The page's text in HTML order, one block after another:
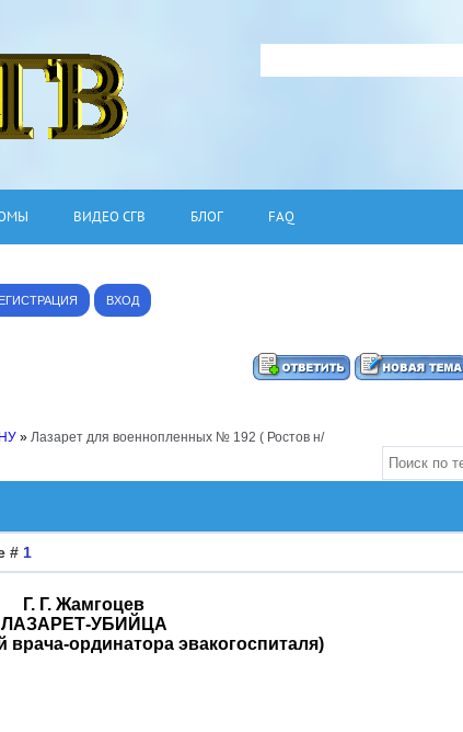
ВИДЕО СГВ БЛОГ FAQ
ВХОД
» Лазарет для военнопленных № 192 ( Ростов н/
# 1
Г. Г. Жамгоцев
ЛАЗАРЕТ-УБИЙЦА
ординатора эвакогоспиталя)